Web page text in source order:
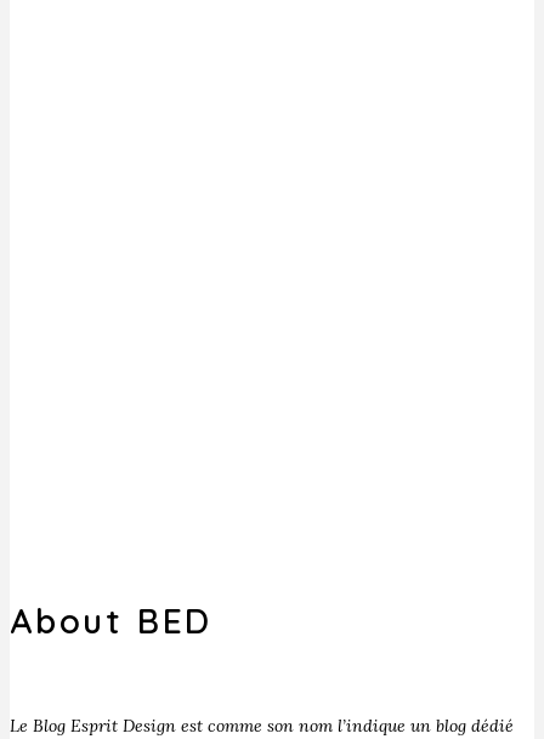
About BED
Le Blog Esprit Design est comme son nom l’indique un blog dédié